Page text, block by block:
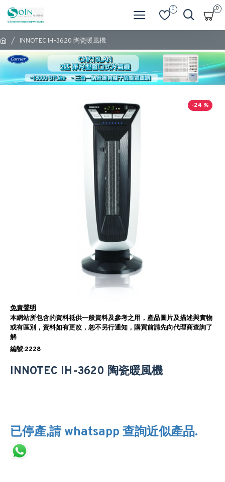
0 0
INNOTEC IH-3620 陶瓷暖風機
-24 %
免責聲明
本網站所包含的資料祗供一般資料及參考之用，產品圖片及描述與實物
或有區別，資料如有更改，恕不另行通知，購買前請先向代理商查詢了
解
編號:2228
INNOTEC IH-3620 陶瓷暖風機
已停產,請 whatsapp 查詢近似產品.